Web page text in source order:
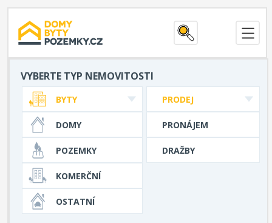
VYBERTE TYP NEMOVITOSTI
PRODEJ
PRONÁJEM
DRAŽBY
BYTY
DOMY
POZEMKY
KOMERČNÍ
OSTATNÍ